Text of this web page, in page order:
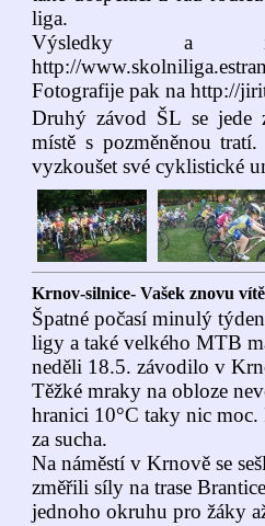
liga.
Výsledky a
http://
Fotografije pak na http://
Druhý závod ŠL se jede
místě s pozměněnou
vyzkoušet své cyklistické
Krnov-silnice- Vašek znovu
Špatné počasí minulý
ligy a také velkého MTB
neděli 18.5. závodilo v
Těžké mraky na obloze
hranici 10°C taky nic moc.
za sucha.
Na náměstí v Krnově se
změřili síly na trase
jednoho okruhu pro žáky